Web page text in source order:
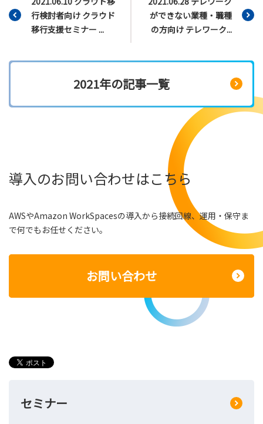
行検討者向け クラウド
移行支援セミナー ...
ができない業種・職種
の方向け テレワーク...
2021年の記事一覧
導入のお問い合わせはこちら
AWSやAmazon WorkSpacesの導入から接続回線、運用・保守ま
で何でもお任せください。
お問い合わせ
セミナー